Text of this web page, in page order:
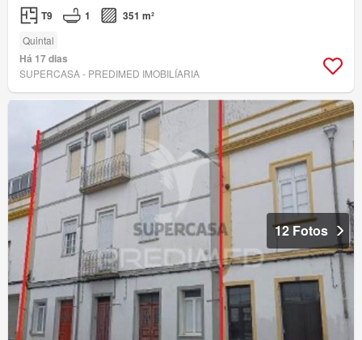
T9 1 351 m²
Quintal
Há 17 dias
SUPERCASA - PREDIMED IMOBILÍARIA
12 Fotos